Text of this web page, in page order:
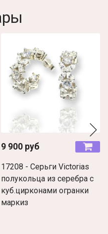
9 900 руб
17208 - Серьги Victorias
полукольца из серебра с
куб.цирконами огранки
маркиз